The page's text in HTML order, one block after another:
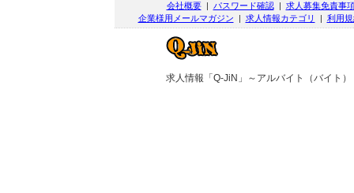
会社概要| パスワード確認| 求人募集免責事
企業様用メールマガジン | 求人情報カテゴリ | 利用
求人情報「Q-JiN」～アルバイト（バイト